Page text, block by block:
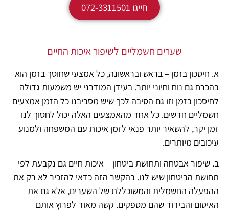
חייגו 072-3311501
שערים חשמליים לשיפור איכות החיים
א. חיסכון בזמן –בראש ובראשונה, כל אמצעי שחוסך בזמן הוא
בהכרח גם נוח וחיוני יותר. בעידן המודרני יש משמעות גדולה
לחיסכון בזמן וזו גם הסיבה לכך שיש מסביבנו כל הזמן אמצעים
חשמליים חדשים. כל אחד מהאמצעים האלה יכול לחסוך לנו
זמן יקר, להשאיר יותר פנאי לזמן איכות עם המשפחה ולמנוע
עיכובים מיותרים.
ב. שיפור אבטחה ותחושת ביטחון –איכות חיים גם נקבעת לפי
תחושת הביטחון שיש לנו. בהקשר הזה כדאי להזכיר לא רק את
ההפעלה החשמלית והמשוכללת של השערים, אלא גם את
האיטום והבידוד שהם מספקים. קשה מאוד לפרוץ אותם